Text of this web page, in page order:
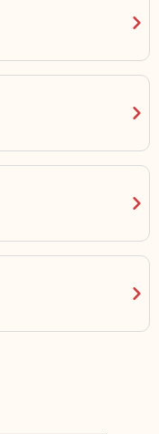
chevron_right
chevron_right
chevron_right
chevron_right